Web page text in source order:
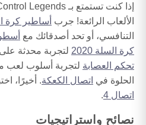
الألعاب الرائعة! جرب أساطير كرة
التنافسي، أو تحد أصدقائك مع
كرة السلة 2020
لتجربة محدثة
تحكم العصابة لتجربة أسلوب لعب
الحلوة في اتصال الكعكة. أخيرًا،
اتصال 4
.
نصائح واستراتيجيات